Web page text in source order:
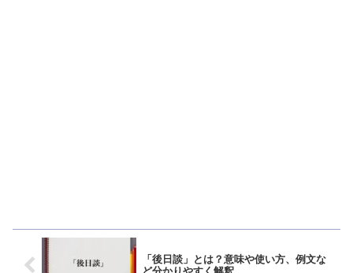
「後日談」とは？意味や使い方、例文な